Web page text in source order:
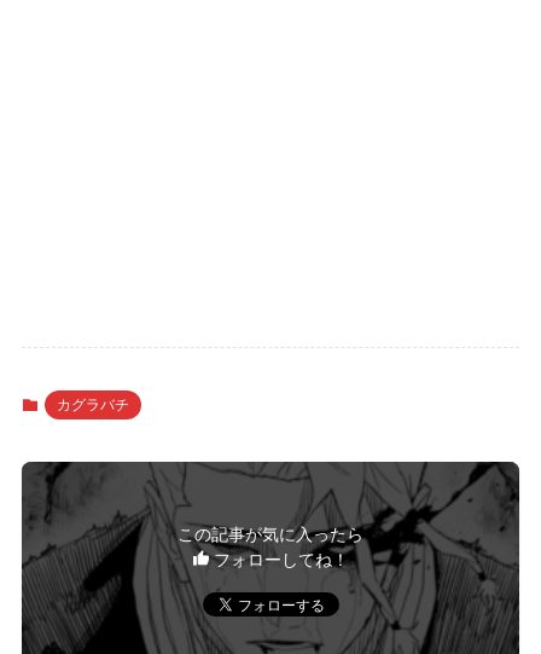
カグラバチ
この記事が気に入ったら
フォローしてね！